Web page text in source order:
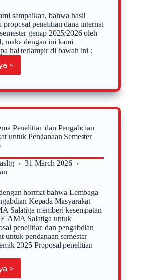
sampaikan, bahwa hasil
proposal penelitian dana internal
genap 2025/2026 oleh
maka dengan ini kami
hal terlampir di bawah ini :
>
Penelitian dan Pengabdian
untuk Pendanaan Semester
31 March 2026
hormat bahwa Lembaga
Kepada Masyarakat
Salatiga memberi kesempatan
AMA Salatiga untuk
penelitian dan pengabdian
untuk pendanaan semester
2025 Proposal penelitian
>